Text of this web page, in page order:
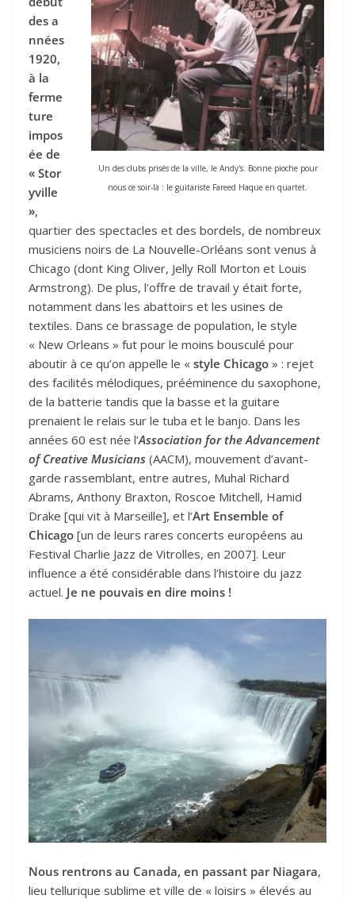
Un des clubs prisés de la ville, le Andy's. Bonne pioche pour
nous ce soir-là : le guitariste Fareed Haque en quartet.
des a
nnées
1920,
à la
ferme
ture
impos
ée de
« Stor
yville
»,
quartier des spectacles et des bordels, de nombreux
musiciens noirs de La Nouvelle-Orléans sont venus à
Chicago (dont King Oliver, Jelly Roll Morton et Louis
Armstrong). De plus, l'offre de travail y était forte,
notamment dans les abattoirs et les usines de
textiles. Dans ce brassage de population, le style
« New Orleans » fut pour le moins bousculé pour
aboutir à ce qu’on appelle le « style Chicago » : rejet
des facilités mélodiques, prééminence du saxophone,
de la batterie tandis que la basse et la guitare
prenaient le relais sur le tuba et le banjo. Dans les
années 60 est née l’Association for the Advancement
of Creative Musicians (AACM), mouvement d’avant-
garde rassemblant, entre autres, Muhal Richard
Abrams, Anthony Braxton, Roscoe Mitchell, Hamid
Drake [qui vit à Marseille], et l’Art Ensemble of
Chicago [un de leurs rares concerts européens au
Festival Charlie Jazz de Vitrolles, en 2007]. Leur
influence a été considérable dans l’histoire du jazz
actuel. Je ne pouvais en dire moins !
Nous rentrons au Canada, en passant par Niagara,
lieu tellurique sublime et ville de « loisirs » élevés au